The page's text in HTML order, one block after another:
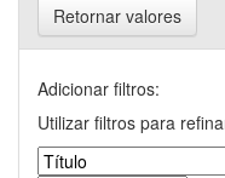
Retornar valores
Adicionar filtros:
Utilizar filtros para